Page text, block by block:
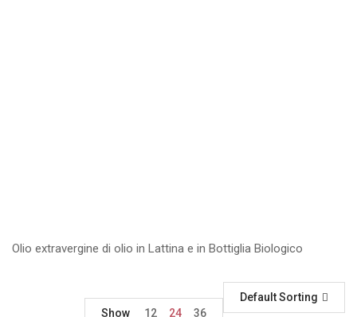
Olio extravergine di olio in Lattina e in Bottiglia Biologico
Default Sorting
Show
12 24 36